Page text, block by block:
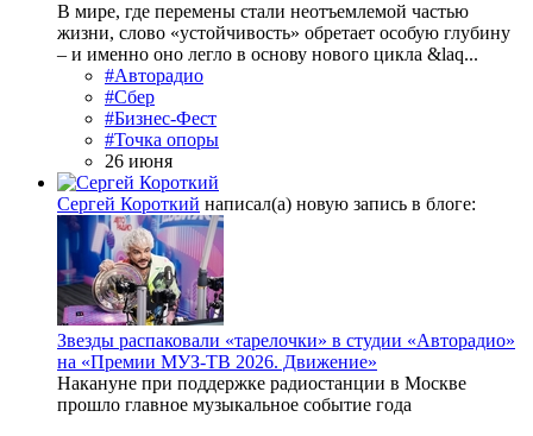
В мире, где перемены стали неотъемлемой частью
жизни, слово «устойчивость» обретает особую глубину
– и именно оно легло в основу нового цикла &laq...
#Авторадио
#Сбер
#Бизнес-Фест
#Точка опоры
26 июня
Сергей Короткий написал(а) новую запись в блоге:
Звезды распаковали «тарелочки» в студии «Авторадио»
на «Премии МУЗ-ТВ 2026. Движение»
Накануне при поддержке радиостанции в Москве
прошло главное музыкальное событие года